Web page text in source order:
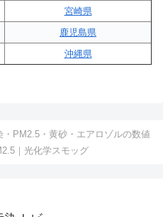
宮崎県
鹿児島県
沖縄県
・PM2.5・黄砂・エアロゾルの数値
｜光化学スモッグ